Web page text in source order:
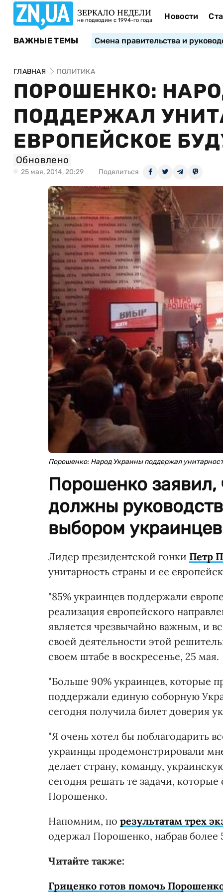
ЗЕРКАЛО НЕДЕЛИ
не подводим с 1994-го года Новости
ВАЖНЫЕ ТЕМЫ Смена правительства и
ГЛАВНАЯ ПОЛИТИКА
ПОРОШЕНКО:
ПОДДЕРЖАЛ
ЕВРОПЕЙСКОЕ
Обновлено
25 мая, 2014, 20:29 Поделиться
Порошенко: Народ Украины поддержал
Порошенко заявил,
должны
выбором
Лидер президентской гонки Петр
унитарность страны и ее
"85% украинцев поддержали
реализация европейского
является чрезвычайно важным, и
своей деятельности этой
своем штабе в воскресенье, 25 мая.
"Больше 90% украинцев, которые
поддержали единую соборную
сегодня получила билет доверия
"Я очень хотел бы поблагодарить
украинцы продемонстрировали
делает страну, команду,
сегодня решать те задачи,
Порошенко.
Напомним, по результатам трех
одержал Порошенко, набрав более
Читайте также:
Гриценко готов помочь